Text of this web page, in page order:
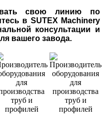
свою линию по
в SUTEX Machinery
консультации и
вашего завода.